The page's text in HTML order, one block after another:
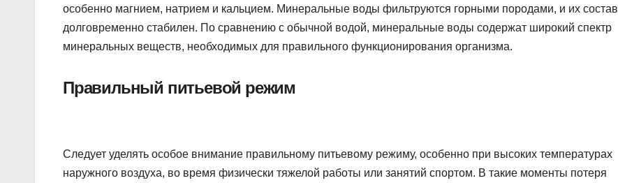
особенно магнием, натрием и кальцием. Минеральные воды фильтруются горными породами, и их состав
долговременно стабилен. По сравнению с обычной водой, минеральные воды содержат широкий спектр
минеральных веществ, необходимых для правильного функционирования организма.
Правильный питьевой режим
Следует уделять особое внимание правильному питьевому режиму, особенно при высоких температурах
наружного воздуха, во время физически тяжелой работы или занятий спортом. В такие моменты потеря